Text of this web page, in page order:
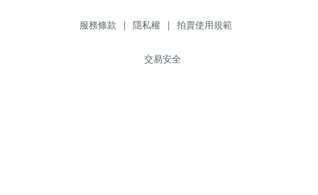
服務條款 | 隱私權 | 拍賣使用規範
交易安全